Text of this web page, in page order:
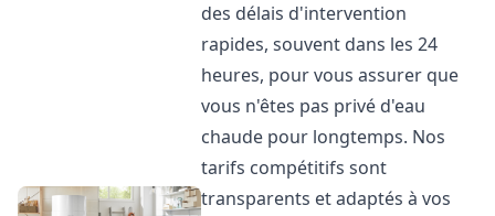
des délais d'intervention
rapides, souvent dans les 24
heures, pour vous assurer que
vous n'êtes pas privé d'eau
chaude pour longtemps. Nos
tarifs compétitifs sont
transparents et adaptés à vos